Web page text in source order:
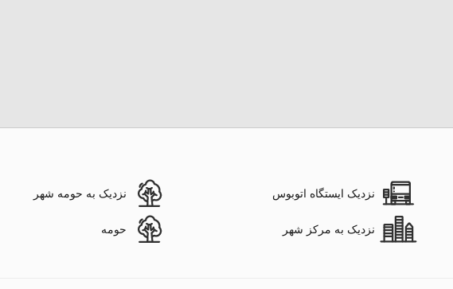
نزدیک ایستگاه اتوبوس نزدیک به حومه شهر
نزدیک به مرکز شهر حومه